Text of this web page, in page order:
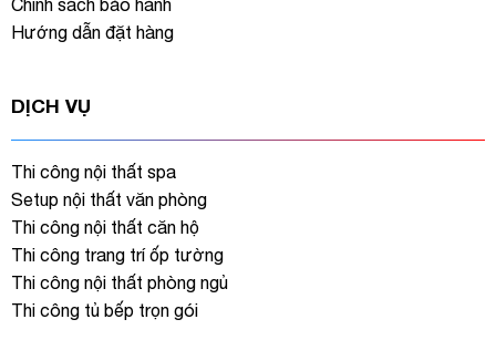
Chính sách bảo hành
Hướng dẫn đặt hàng
DỊCH VỤ
Thi công nội thất spa
Setup nội thất văn phòng
Thi công nội thất căn hộ
Thi công trang trí ốp tường
Thi công nội thất phòng ngủ
Thi công tủ bếp trọn gói